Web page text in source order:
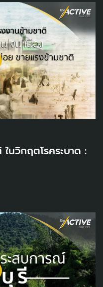
นวิกฤตโรคระบาด :